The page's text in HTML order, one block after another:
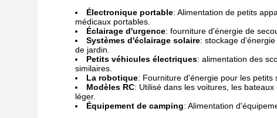
Électronique portable: Alimentation de petits
médicaux portables.
Éclairage d'urgence: fourniture d'énergie de
Systèmes d'éclairage solaire: stockage
de jardin.
Petits véhicules électriques: alimentation des
similaires.
La robotique: Fourniture d'énergie pour les petits
Modèles RC: Utilisé dans les voitures, les
léger.
Équipement de camping: Alimentation